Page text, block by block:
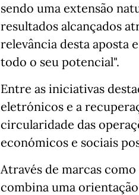
sendo uma extensão
resultados alcançados
relevância desta aposta
todo o seu potencial".
Entre as iniciativas
eletrónicos e a
circularidade das
económicos e sociais
Através de marcas
combina uma